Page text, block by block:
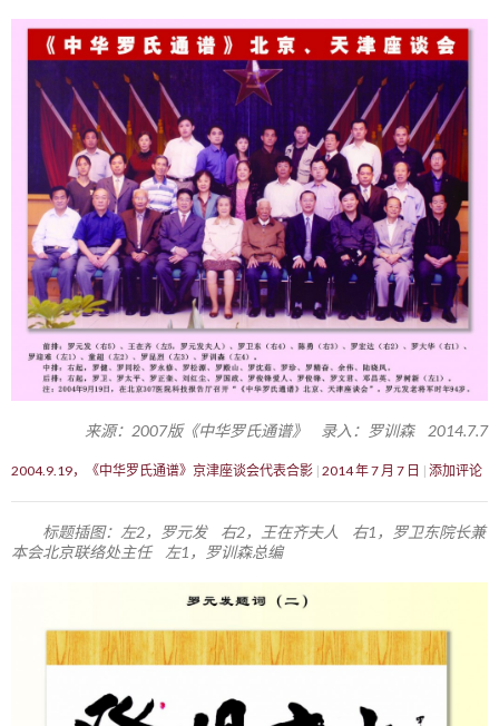
来源：2007版《中华罗氏通谱》 录入：罗训森 2014.7.7
2004.9.19，《中华罗氏通谱》京津座谈会代表合影 2014 年 7 月 7 日 添加评论
标题插图：左2，罗元发 右2，王在齐夫人 右1，罗卫东院长兼
本会北京联络处主任 左1，罗训森总编